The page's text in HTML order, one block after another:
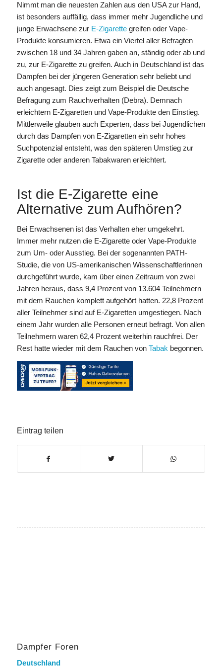
Nimmt man die neuesten Zahlen aus den USA zur Hand,
ist besonders auffällig, dass immer mehr Jugendliche und
junge Erwachsene zur E-Zigarettegreifen oder Vape-
Produkte konsumieren. Etwa ein Viertel aller Befragten
zwischen 18 und 34 Jahren gaben an, ständig oder ab und
zu, zur E-Zigarette zu greifen. Auch in Deutschland ist das
Dampfen bei der jüngeren Generation sehr beliebt und
auch angesagt. Dies zeigt zum Beispiel die Deutsche
Befragung zum Rauchverhalten (Debra). Demnach
erleichtern E-Zigaretten und Vape-Produkte den Einstieg.
Mittlerweile glauben auch Experten, dass bei Jugendlichen
durch das Dampfen von E-Zigaretten ein sehr hohes
Suchpotenzial entsteht, was den späteren Umstieg zur
Zigarette oder anderen Tabakwaren erleichtert.
Ist die E-Zigarette eine
Alternative zum Aufhören?
Bei Erwachsenen ist das Verhalten eher umgekehrt.
Immer mehr nutzen die E-Zigarette oder Vape-Produkte
zum Um- oder Ausstieg. Bei der sogenannten PATH-
Studie, die von US-amerikanischen Wissenschaftlerinnen
durchgeführt wurde, kam über einen Zeitraum von zwei
Jahren heraus, dass 9,4 Prozent von 13.604 Teilnehmern
mit dem Rauchen komplett aufgehört hatten. 22,8 Prozent
aller Teilnehmer sind auf E-Zigaretten umgestiegen. Nach
einem Jahr wurden alle Personen erneut befragt. Von allen
Teilnehmern waren 62,4 Prozent weiterhin rauchfrei. Der
Rest hatte wieder mit dem Rauchen von Tabak begonnen.
Eintrag teilen
Dampfer Foren
Deutschland